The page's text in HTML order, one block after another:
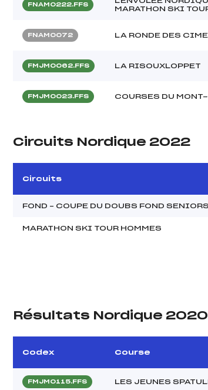
FNAM0222.FFS
MARATHON SKI
FNAM0072 LA RONDE DES
FMJM0062.FFS LA RISOUXLOPPET
FMJM0023.FFS COURSES DU
Circuits Nordique 2022
Circuits
FOND – COUPE DU DOUBS FOND
MARATHON SKI TOUR HOMMES
Résultats Nordique 2020
Codex Course
FMJM0115.FFS LES JEUNES